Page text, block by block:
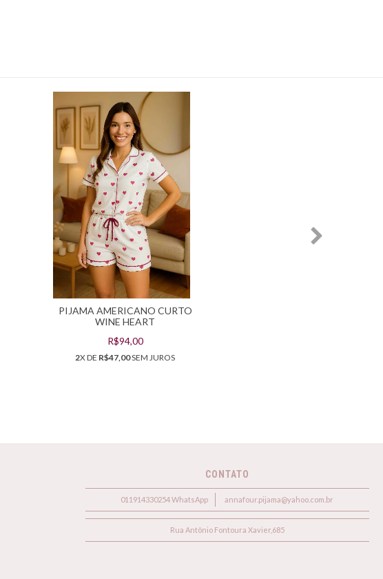
PIJAMA AMERICANO CURTO
WINE HEART
R$94,00
2X DE R$47,00SEM JUROS
CONTATO
011914330254 WhatsApp annafour.pijama@yahoo.com.br
Rua Antônio Fontoura Xavier,685